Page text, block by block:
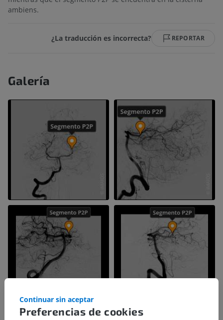
ambiens.
¿La traducción es incorrecta? REPORTAR
Galería
Preferencias de cookies
Continuar sin aceptar